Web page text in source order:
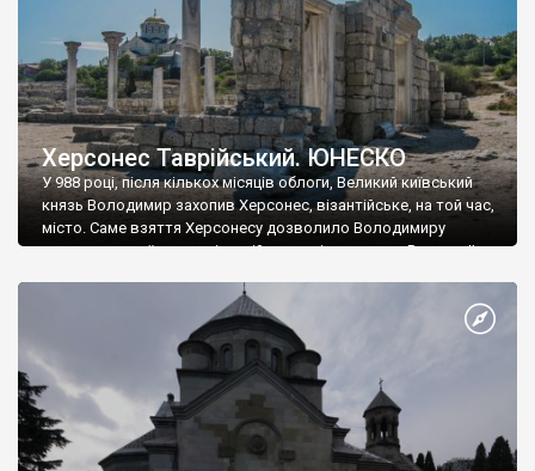
Херсонес Таврійський. ЮНЕСКО
У 988 році, після кількох місяців облоги, Великий київський
князь Володимир захопив Херсонес, візантійське, на той час,
місто. Саме взяття Херсонесу дозволило Володимиру
диктувати свої умови візантійському імператору Василю ІІ, та
Херсонесі Володимир-язичник, став Василем-християнином.
А потім було Хрещення Русі. На честь Херсонесу Таврійського